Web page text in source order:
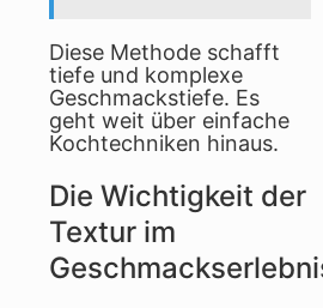
Diese Methode schafft
tiefe und komplexe
Geschmackstiefe. Es
geht weit über einfache
Kochtechniken hinaus.
Die Wichtigkeit der
Textur im